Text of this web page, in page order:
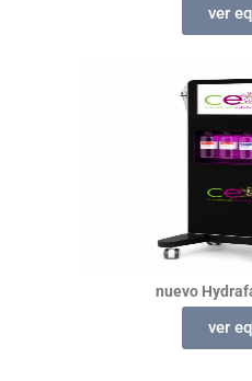
ver
nuevo
ver